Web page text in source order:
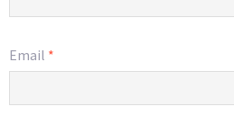
Email *